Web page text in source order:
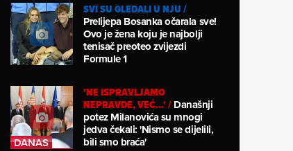
SVI SU GLEDALI U NJU/
Prelijepa Bosanka očarala sve!
Ovo je žena koju je najbolji
tenisač preoteo zvijezdi
Formule 1
'NE ISPRAVLJAMO
NEPRAVDE, VEĆ...'/Današnji
potez Milanovića su mnogi
jedva čekali: 'Nismo se dijelili,
bili smo braća'